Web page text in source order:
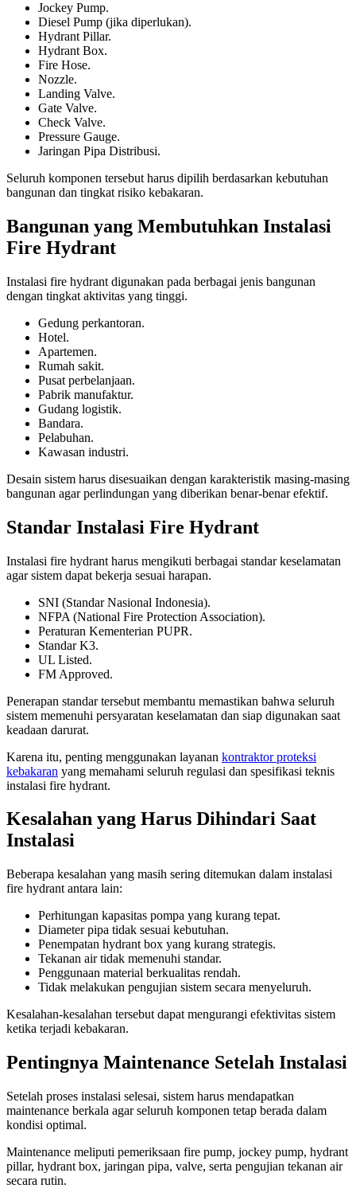
Jockey Pump.
Diesel Pump (jika diperlukan).
Hydrant Pillar.
Hydrant Box.
Fire Hose.
Nozzle.
Landing Valve.
Gate Valve.
Check Valve.
Pressure Gauge.
Jaringan Pipa Distribusi.
Seluruh komponen tersebut harus dipilih berdasarkan kebutuhan
bangunan dan tingkat risiko kebakaran.
Bangunan yang Membutuhkan Instalasi
Fire Hydrant
Instalasi fire hydrant digunakan pada berbagai jenis bangunan
dengan tingkat aktivitas yang tinggi.
Gedung perkantoran.
Hotel.
Apartemen.
Rumah sakit.
Pusat perbelanjaan.
Pabrik manufaktur.
Gudang logistik.
Bandara.
Pelabuhan.
Kawasan industri.
Desain sistem harus disesuaikan dengan karakteristik masing-masing
bangunan agar perlindungan yang diberikan benar-benar efektif.
Standar Instalasi Fire Hydrant
Instalasi fire hydrant harus mengikuti berbagai standar keselamatan
agar sistem dapat bekerja sesuai harapan.
SNI (Standar Nasional Indonesia).
NFPA (National Fire Protection Association).
Peraturan Kementerian PUPR.
Standar K3.
UL Listed.
FM Approved.
Penerapan standar tersebut membantu memastikan bahwa seluruh
sistem memenuhi persyaratan keselamatan dan siap digunakan saat
keadaan darurat.
Karena itu, penting menggunakan layanan kontraktor proteksi
kebakaran yang memahami seluruh regulasi dan spesifikasi teknis
instalasi fire hydrant.
Kesalahan yang Harus Dihindari Saat
Instalasi
Beberapa kesalahan yang masih sering ditemukan dalam instalasi
fire hydrant antara lain:
Perhitungan kapasitas pompa yang kurang tepat.
Diameter pipa tidak sesuai kebutuhan.
Penempatan hydrant box yang kurang strategis.
Tekanan air tidak memenuhi standar.
Penggunaan material berkualitas rendah.
Tidak melakukan pengujian sistem secara menyeluruh.
Kesalahan-kesalahan tersebut dapat mengurangi efektivitas sistem
ketika terjadi kebakaran.
Pentingnya Maintenance Setelah Instalasi
Setelah proses instalasi selesai, sistem harus mendapatkan
maintenance berkala agar seluruh komponen tetap berada dalam
kondisi optimal.
Maintenance meliputi pemeriksaan fire pump, jockey pump, hydrant
pillar, hydrant box, jaringan pipa, valve, serta pengujian tekanan air
secara rutin.